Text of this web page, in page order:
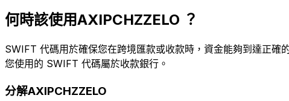
何時該使用AXIPCHZZELO ？
SWIFT 代碼用於確保您在跨境匯款或收款時，資金能夠到達正
您使用的 SWIFT 代碼屬於收款銀行。
分解AXIPCHZZELO